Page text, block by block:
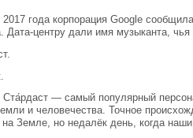
2017 года корпорация Google
Дата-центру дали имя музыканта,
Ста́рдаст — самый популярный
и человечества. Точное
Земле, но недалёк день, когда